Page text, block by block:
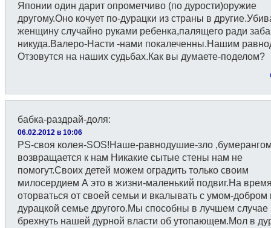
Японии один дарит опрометчиво (по дурости)оружие
другому.Оно кочует по-дурацки из страны в
женщину случайно руками ребенка,палящего ради
никуда.Валеро-Насти -нами покалеченны.Нашим
Отзовутся на наших судьбах.Как вы думаете-поделом?
бабка-раздрай-доля:
06.02.2012 в 10:06
PS-своя колея-SOS!Наше-равнодушие-зло
возвращается к нам Никакие сытые стены нам не
помогут.Своих детей можем оградить только своим
милосердием А это в жизни-маленький подвиг.На
оторваться от своей семьи и вкалывать с умом-добром
дурацкой семье другого.Мы способны в лучшем случае
брехнуть нашей дурной власти об утопающем.Мол в